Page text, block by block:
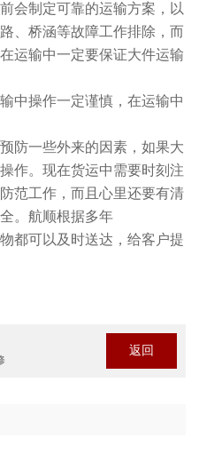
会制定可靠的运输方案，以
、桥涵等故障工作排除，而
运输中一定要保证大件运输
中操作一定谨慎，在运输中
防一些外来的因素，如果大
作。现在货运中需要时刻注
范工作，而且心里还要有清
。航顺根据多年
都可以及时送达，给客户提
返回